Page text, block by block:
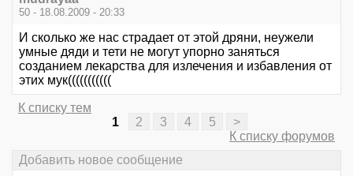
50 - 18.08.2009 - 20:33
И сколько же нас страдает от этой дряни, неужели
умные дяди и тети не могут упорно заняться
созданием лекарства для излечения и избавления от
этих мук(((((((((((
К списку тем
1
2 3 4 5
>
К списку форумов
Добавить новое сообщение